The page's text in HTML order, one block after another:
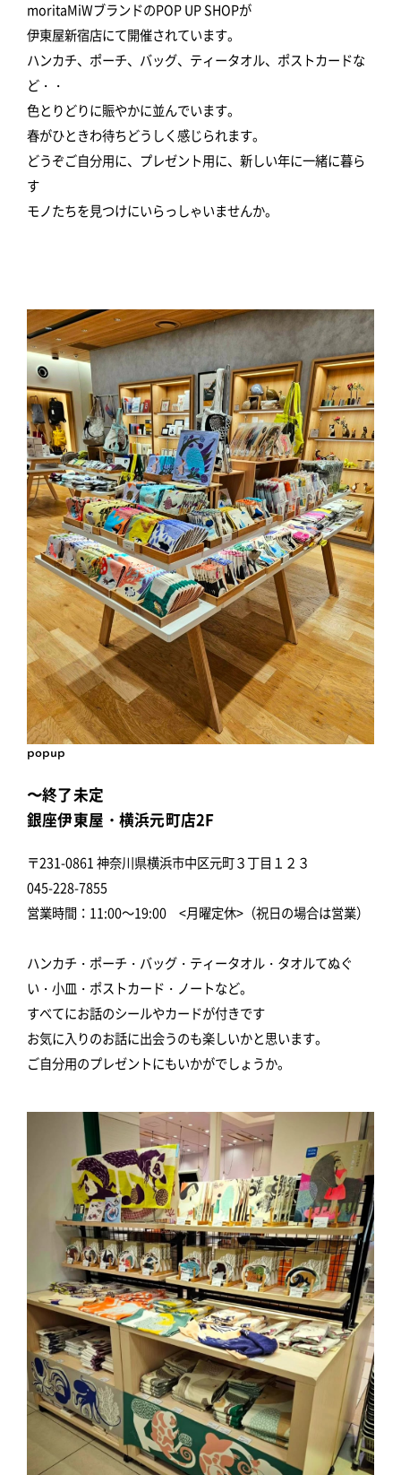
moritaMiWブランドのPOP UP SHOPが
伊東屋新宿店にて開催されています。
ハンカチ、ポーチ、バッグ、ティータオル、ポストカードな
ど・・
色とりどりに賑やかに並んでいます。
春がひときわ待ちどうしく感じられます。
どうぞご自分用に、プレゼント用に、新しい年に一緒に暮ら
す
モノたちを見つけにいらっしゃいませんか。
popup
〜終了未定
銀座伊東屋・横浜元町店2F
〒231-0861 神奈川県横浜市中区元町３丁目１２３
045-228-7855
営業時間：11:00～19:00 <月曜定休>（祝日の場合は営業）
ハンカチ・ポーチ・バッグ・ティータオル・タオルてぬぐ
い・小皿・ポストカード・ノートなど。
すべてにお話のシールやカードが付きです
お気に入りのお話に出会うのも楽しいかと思います。
ご自分用のプレゼントにもいかがでしょうか。